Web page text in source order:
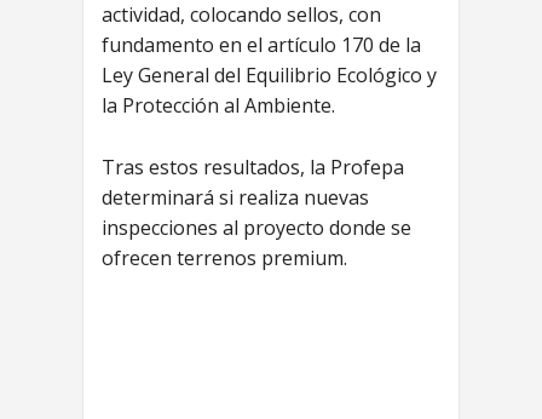
actividad, colocando sellos, con
fundamento en el artículo 170 de la
Ley General del Equilibrio Ecológico y
la Protección al Ambiente.
Tras estos resultados, la Profepa
determinará si realiza nuevas
inspecciones al proyecto donde se
ofrecen terrenos premium.